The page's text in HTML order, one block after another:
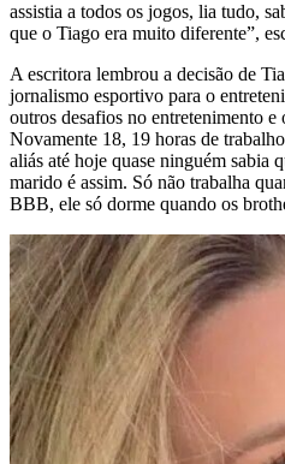
assistia a todos os jogos, lia tudo,
que o Tiago era muito diferente”,
A escritora lembrou a decisão de
jornalismo esportivo para o
outros desafios no entretenimento
Novamente 18, 19 horas de
aliás até hoje quase ninguém sabia
marido é assim. Só não trabalha
BBB, ele só dorme quando os